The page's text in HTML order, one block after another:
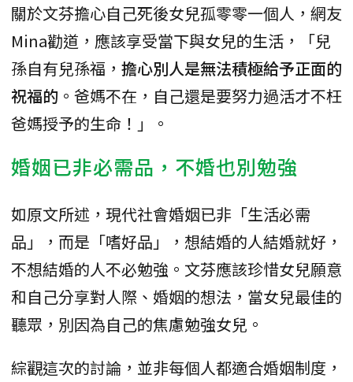
關於文芬擔心自己死後女兒孤零零一個人，網友
Mina勸道，應該享受當下與女兒的生活，「兒
孫自有兒孫福， 擔心別人是無法積極給予正面的
祝福的 。爸媽不在，自己還是要努力過活才不枉
爸媽授予的生命！」。
婚姻已非必需品，不婚也別勉強
如原文所述，現代社會婚姻已非「生活必需
品」，而是「嗜好品」，想結婚的人結婚就好，
不想結婚的人不必勉強。文芬應該珍惜女兒願意
和自己分享對人際、婚姻的想法，當女兒最佳的
聽眾，別因為自己的焦慮勉強女兒。
綜觀這次的討論，並非每個人都適合婚姻制度，